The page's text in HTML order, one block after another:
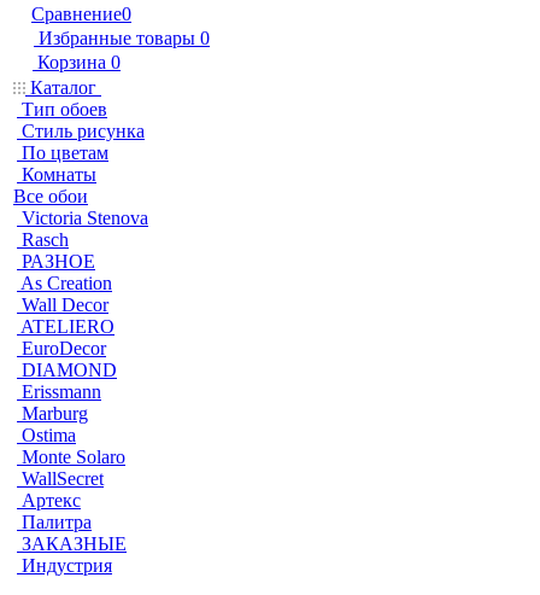
Сравнение0
Избранные товары 0
Корзина 0
Каталог
Тип обоев
Стиль рисунка
По цветам
Комнаты
Все обои
Victoria Stenova
Rasch
РАЗНОЕ
As Creation
Wall Decor
ATELIERO
EuroDecor
DIAMOND
Erissmann
Marburg
Ostima
Monte Solaro
WallSecret
Артекс
Палитра
ЗАКАЗНЫЕ
Индустрия